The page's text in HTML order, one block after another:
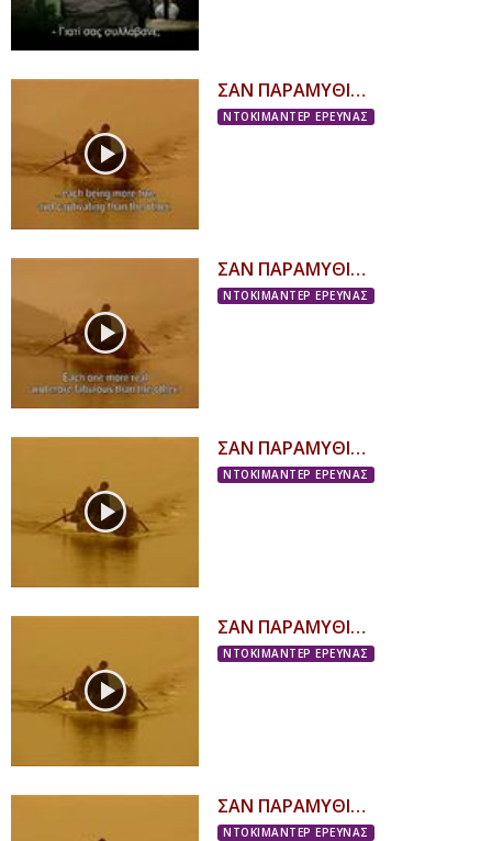
ΣΑΝ ΠΑΡΑΜΥΘΙ…
ΝΤΟΚΙΜΑΝΤΕΡ ΕΡΕΥΝΑΣ
ΣΑΝ ΠΑΡΑΜΥΘΙ…
ΝΤΟΚΙΜΑΝΤΕΡ ΕΡΕΥΝΑΣ
ΣΑΝ ΠΑΡΑΜΥΘΙ…
ΝΤΟΚΙΜΑΝΤΕΡ ΕΡΕΥΝΑΣ
ΣΑΝ ΠΑΡΑΜΥΘΙ…
ΝΤΟΚΙΜΑΝΤΕΡ ΕΡΕΥΝΑΣ
ΣΑΝ ΠΑΡΑΜΥΘΙ…
ΝΤΟΚΙΜΑΝΤΕΡ ΕΡΕΥΝΑΣ